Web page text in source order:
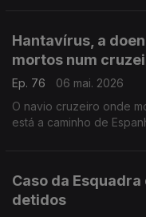
Hantavírus, a
mortos num
Ep. 76
06 mai. 2026
O navio cruzeiro onde
está a caminho de
Caso da
detidos